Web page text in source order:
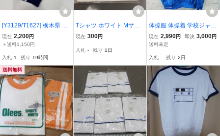
[Y3129/T1627] 栃木県 作
新学院高校 体操着 1点 /現
行デザイン/女子用/L/ハー
夏用/女子短期間着用品/状
態良好
現在 2,200円
＋送料1,150円
入札 1 残り 19時間
Tシャツ ホワイト Mサイ
ズ 未使用品
現在 300円
入札 - 残り 1日
体操服 体操着 学校ジャー
ジ 上着 SCHOOL VIGOR
サイズ 未使用 運動着 コ
ール レトロ 名札 Lサイズ
現在 2,990円 即決 3,000円
送料未定
入札 - 残り 2日
送料無料